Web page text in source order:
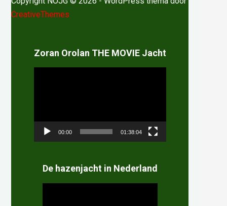
CreativeThemes
Zoran Orolan THE MOVIE Jacht
00:00 01:38:04
De hazenjacht in Nederland